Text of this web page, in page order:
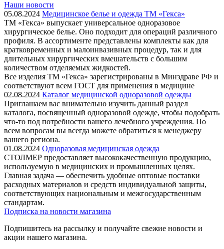
Наши новости
05.08.2024 Медицинское белье и одежда ТМ «Гекса»
ТМ «Гекса» выпускает универсальное одноразовое
хирургическое белье. Оно подходит для операций различного
профиля. В ассортименте представлены комплекты как для
кратковременных и малоинвазивных процедур, так и для
длительных хирургических вмешательств с большим
количеством отделяемых жидкостей.
Все изделия ТМ «Гекса» зарегистрированы в Минздраве РФ и
соответствуют всем ГОСТ для применения в медицине
02.08.2024 Каталог медицинской одноразовой одежды
Приглашаем вас внимательно изучить данный раздел
каталога, посвященный одноразовой одежде, чтобы подобрать
что-то под потребности вашего лечебного учреждения. По
всем вопросам вы всегда можете обратиться к менеджеру
вашего региона.
01.08.2024 Одноразовая медицинская одежда
СТОЛМЕР предоставляет высококачественную продукцию,
используемую в медицинских и промышленных целях.
Главная задача — обеспечить удобные оптовые поставки
расходных материалов и средств индивидуальной защиты,
соответствующих национальным и межгосударственным
стандартам.
Подписка на новости магазина
Подпишитесь на рассылку и получайте свежие новости и
акции нашего магазина.